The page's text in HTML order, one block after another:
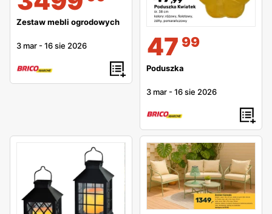
Zestaw mebli ogrodowych
3 mar -16 sie 2026 47 99
Poduszka
3 mar -16 sie 2026